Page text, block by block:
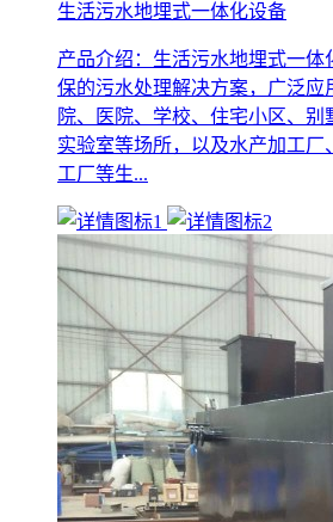
生活污水地埋式一体化设备
产品介绍：生活污水地埋式一体
保的污水处理解决方案，广泛应
院、医院、学校、住宅小区、别
实验室等场所，以及水产加工厂
工厂等生...